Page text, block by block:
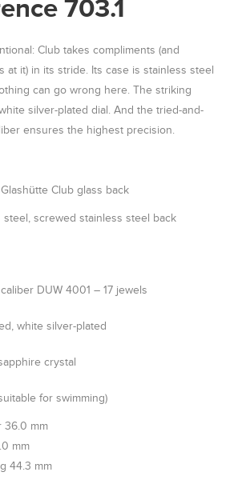
703.1
Club takes compliments (and
it) in its stride. Its case is stainless steel
can go wrong here. The striking
silver-plated dial. And the tried-and-
ensures the highest precision.
Club glass back
steel, screwed stainless steel back
DUW 4001 – 17 jewels
white silver-plated
crystal
for swimming)
36.0 mm
mm
44.3 mm